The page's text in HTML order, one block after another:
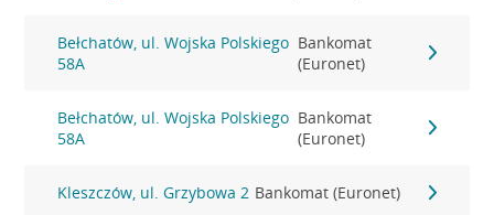
Bełchatów, ul. Wojska Polskiego
58A
Bankomat
(Euronet)
Bełchatów, ul. Wojska Polskiego
58A
Bankomat
(Euronet)
Kleszczów, ul. Grzybowa 2 Bankomat (Euronet)